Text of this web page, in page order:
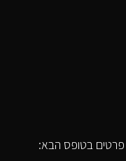
פרטים בטופס הבא: